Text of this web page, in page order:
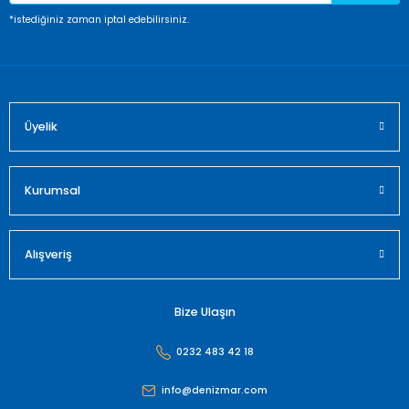
*istediğiniz zaman iptal edebilirsiniz.
Üyelik
Kurumsal
Alışveriş
Bize Ulaşın
0232 483 42 18
info@denizmar.com